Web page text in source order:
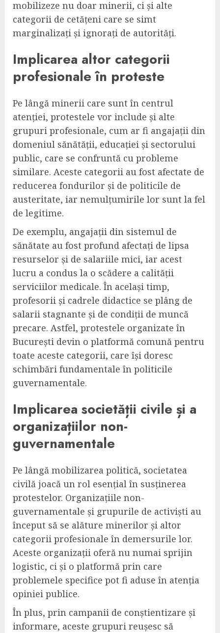
mobilizeze nu doar minerii, ci și alte
categorii de cetățeni care se simt
marginalizați și ignorați de autorități.
Implicarea altor categorii
profesionale în proteste
Pe lângă minerii care sunt în centrul
atenției, protestele vor include și alte
grupuri profesionale, cum ar fi angajații din
domeniul sănătății, educației și sectorului
public, care se confruntă cu probleme
similare. Aceste categorii au fost afectate de
reducerea fondurilor și de politicile de
austeritate, iar nemulțumirile lor sunt la fel
de legitime.
De exemplu, angajații din sistemul de
sănătate au fost profund afectați de lipsa
resurselor și de salariile mici, iar acest
lucru a condus la o scădere a calității
serviciilor medicale. În același timp,
profesorii și cadrele didactice se plâng de
salarii stagnante și de condiții de muncă
precare. Astfel, protestele organizate în
București devin o platformă comună pentru
toate aceste categorii, care își doresc
schimbări fundamentale în politicile
guvernamentale.
Implicarea societății civile și a
organizațiilor non-
guvernamentale
Pe lângă mobilizarea politică, societatea
civilă joacă un rol esențial în susținerea
protestelor. Organizațiile non-
guvernamentale și grupurile de activiști au
început să se alăture minerilor și altor
categorii profesionale în demersurile lor.
Aceste organizații oferă nu numai sprijin
logistic, ci și o platformă prin care
problemele specifice pot fi aduse în atenția
opiniei publice.
În plus, prin campanii de conștientizare și
informare, aceste grupuri reușesc să